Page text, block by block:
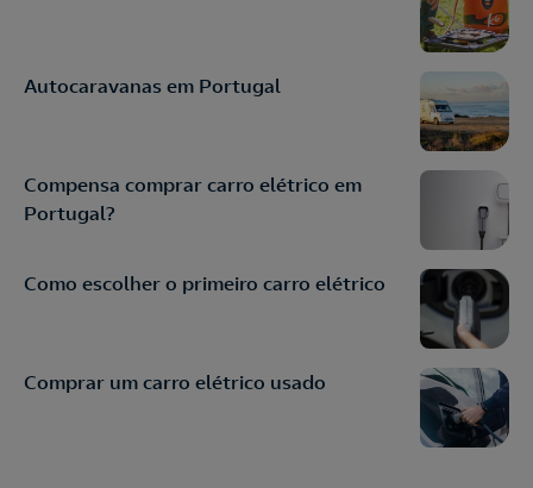
Autocaravanas em Portugal
Compensa comprar carro elétrico em
Portugal?
Como escolher o primeiro carro elétrico
Comprar um carro elétrico usado